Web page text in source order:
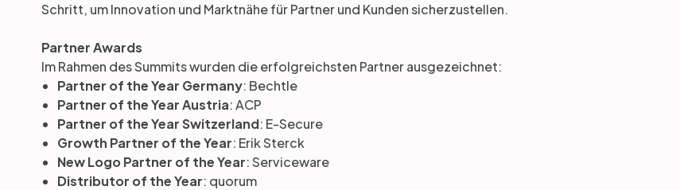
Schritt, um Innovation und Marktnähe für Partner und Kunden sicherzustellen.
Partner Awards
Im Rahmen des Summits wurden die erfolgreichsten Partner ausgezeichnet:
Partner of the Year Germany: Bechtle
Partner of the Year Austria: ACP
Partner of the Year Switzerland: E-Secure
Growth Partner of the Year: Erik Sterck
New Logo Partner of the Year: Serviceware
Distributor of the Year: quorum